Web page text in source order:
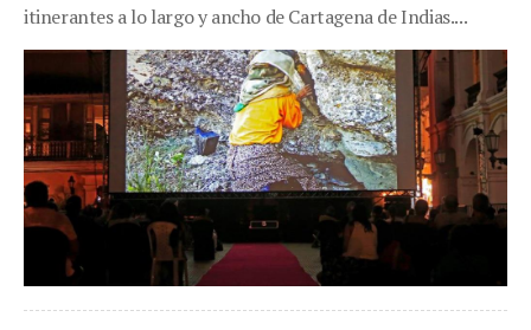
itinerantes a lo largo y ancho de Cartagena de Indias....